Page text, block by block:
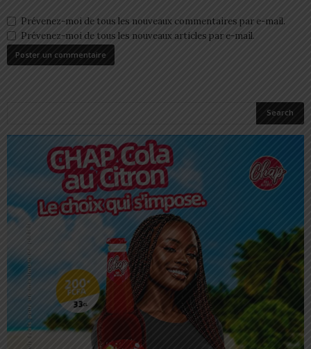
Prévenez-moi de tous les nouveaux commentaires par e-mail.
Prévenez-moi de tous les nouveaux articles par e-mail.